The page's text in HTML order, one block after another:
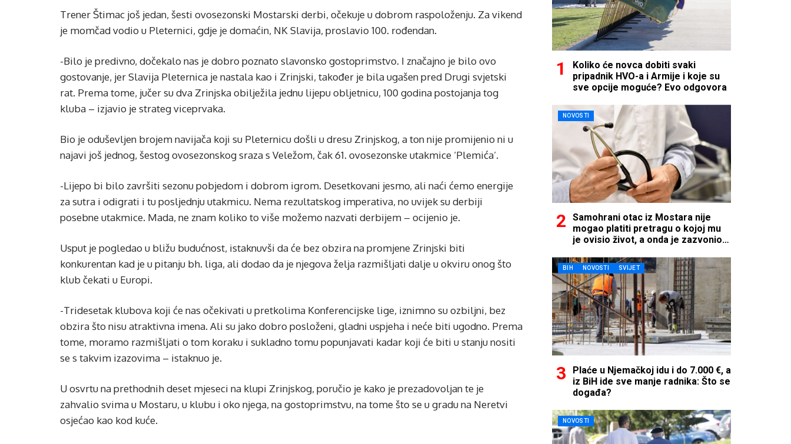
Trener Štimac još jedan, šesti ovosezonski Mostarski derbi, očekuje u dobrom raspoloženju. Za vikend
je momčad vodio u Pleternici, gdje je domaćin, NK Slavija, proslavio 100. rođendan.
-Bilo je predivno, dočekalo nas je dobro poznato slavonsko gostoprimstvo. I značajno je bilo ovo
gostovanje, jer Slavija Pleternica je nastala kao i Zrinjski, također je bila ugašen pred Drugi svjetski
rat. Prema tome, jučer su dva Zrinjska obilježila jednu lijepu obljetnicu, 100 godina postojanja tog
kluba – izjavio je strateg viceprvaka.
Bio je oduševljen brojem navijača koji su Pleternicu došli u dresu Zrinjskog, a ton nije promijenio ni u
najavi još jednog, šestog ovosezonskog sraza s Veležom, čak 61. ovosezonske utakmice ‘Plemića’.
-Lijepo bi bilo završiti sezonu pobjedom i dobrom igrom. Desetkovani jesmo, ali naći ćemo energije
za sutra i odigrati i tu posljednju utakmicu. Nema rezultatskog imperativa, no uvijek su derbiji
posebne utakmice. Mada, ne znam koliko to više možemo nazvati derbijem – ocijenio je.
Usput je pogledao u bližu budućnost, istaknuvši da će bez obzira na promjene Zrinjski biti
konkurentan kad je u pitanju bh. liga, ali dodao da je njegova želja razmišljati dalje u okviru onog što
klub čekati u Europi.
-Tridesetak klubova koji će nas očekivati u pretkolima Konferencijske lige, iznimno su ozbiljni, bez
obzira što nisu atraktivna imena. Ali su jako dobro posloženi, gladni uspjeha i neće biti ugodno. Prema
tome, moramo razmišljati o tom koraku i sukladno tomu popunjavati kadar koji će biti u stanju nositi
se s takvim izazovima – istaknuo je.
U osvrtu na prethodnih deset mjeseci na klupi Zrinjskog, poručio je kako je prezadovoljan te je
zahvalio svima u Mostaru, u klubu i oko njega, na gostoprimstvu, na tome što se u gradu na Neretvi
osjećao kao kod kuće.
Koliko će novca dobiti svaki
pripadnik HVO-a i Armije i koje su
sve opcije moguće? Evo odgovora
NOVOSTI
Samohrani otac iz Mostara nije
mogao platiti pretragu o kojoj mu
je ovisio život, a onda je zazvonio
BIH NOVOSTI SVIJET
Plaće u Njemačkoj idu i do 7.000 €, a
iz BiH ide sve manje radnika: Što se
događa?
NOVOSTI